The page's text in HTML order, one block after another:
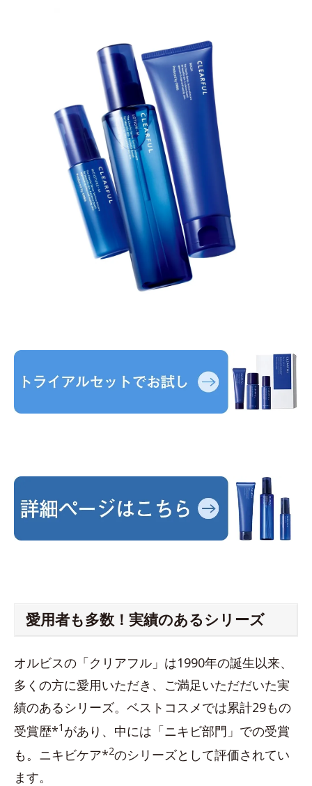
愛用者も多数！実績のあるシリーズ
オルビスの「クリアフル」は1990年の誕生以来、
多くの方に愛用いただき、ご満足いただだいた実
績のあるシリーズ。ベストコスメでは累計29もの
受賞歴*1 があり、中には「ニキビ部門」での受賞
も。ニキビケア*2のシリーズとして評価されてい
ます。